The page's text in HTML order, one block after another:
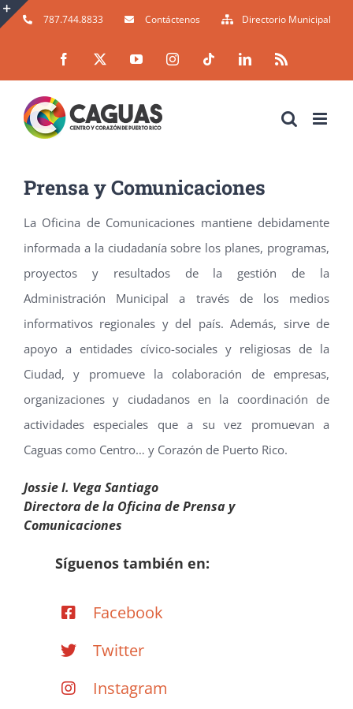
Skip
787.744.8833 Contáctenos Directorio Municipal
Facebook YouTubeInstagramTiktok LinkedIn
Prensa y Comunicaciones
La Oficina de Comunicaciones mantiene debidamente
informada a la ciudadanía sobre los planes, programas,
proyectos y resultados de la gestión de la
Administración Municipal a través de los medios
informativos regionales y del país. Además, sirve de
apoyo a entidades cívico-sociales y religiosas de la
Ciudad, y promueve la colaboración de empresas,
organizaciones y ciudadanos en la coordinación de
actividades especiales que a su vez promuevan a
Caguas como Centro… y Corazón de Puerto Rico.
Jossie I. Vega Santiago
Directora de la Oficina de Prensa y
Comunicaciones
Síguenos también en:
Facebook
Twitter
Instagram